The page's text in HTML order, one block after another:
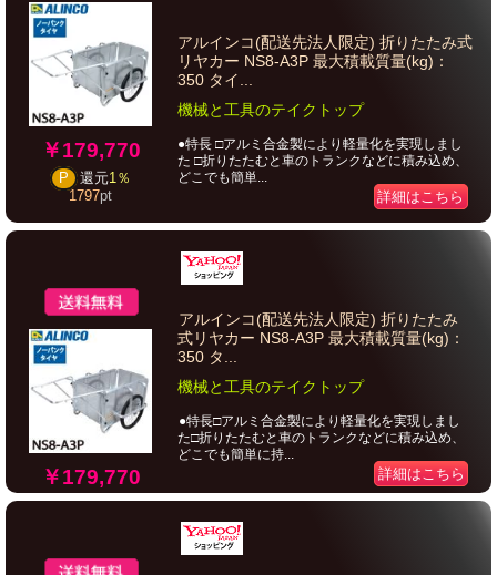
￥179,770
P 還元1％
1797pt
アルインコ(配送先法人限定) 折りたたみ式
リヤカー NS8-A3P 最大積載質量(kg)：
350 タイ...
機械と工具のテイクトップ
●特長 □アルミ合金製により軽量化を実現しまし
た □折りたたむと車のトランクなどに積み込め、
どこでも簡単...
詳細はこちら
￥179,770
アルインコ(配送先法人限定) 折りたたみ
式リヤカー NS8-A3P 最大積載質量(kg)：
350 タ...
機械と工具のテイクトップ
●特長□アルミ合金製により軽量化を実現しまし
た□折りたたむと車のトランクなどに積み込め、
どこでも簡単に持...
詳細はこちら